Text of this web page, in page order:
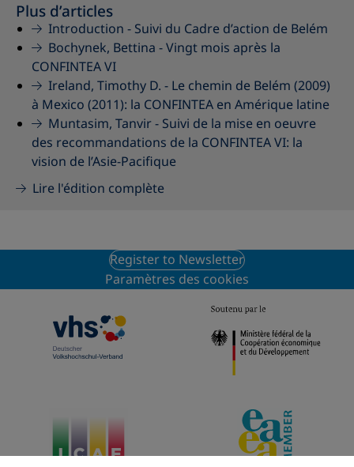
Plus d’articles
Introduction - Suivi du Cadre d’action de Belém
Bochynek, Bettina -Vingt mois après la
CONFINTEA VI
Ireland, Timothy D. - Le chemin de Belém (2009)
à Mexico (2011): la CONFINTEA en Amérique latine
Muntasim, Tanvir - Suivi de la mise en oeuvre
des recommandations de la CONFINTEA VI: la
vision de l’Asie-Pacifique
Lire l'édition complète
Register to Newsletter
Paramètres des cookies